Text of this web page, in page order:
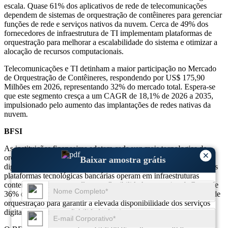
×
Baixar amostra grátis
escala. Quase 61% dos aplicativos de rede de telecomunicações
dependem de sistemas de orquestração de contêineres para gerenciar
funções de rede e serviços nativos da nuvem. Cerca de 49% dos
fornecedores de infraestrutura de TI implementam plataformas de
orquestração para melhorar a escalabilidade do sistema e otimizar a
alocação de recursos computacionais.
Telecomunicações e TI detinham a maior participação no Mercado
de Orquestração de Contêineres, respondendo por US$ 175,90
Milhões em 2026, representando 32% do mercado total. Espera-se
que este segmento cresça a um CAGR de 18,1% de 2026 a 2035,
impulsionado pelo aumento das implantações de redes nativas da
nuvem.
BFSI
As instituições financeiras adotam cada vez mais tecnologias de
orquestração de contêineres para gerenciar plataformas bancárias
digitais e sistemas de processamento de transações. Quase 43% das
plataformas tecnológicas bancárias operam em infraestruturas
contentorizadas para melhorar a flexibilidade operacional. Cerca de
36% dos prestadores de serviços financeiros utilizam plataformas de
orquestração para garantir a elevada disponibilidade dos serviços
digitais e melhorar a fiabilidade do sistema.